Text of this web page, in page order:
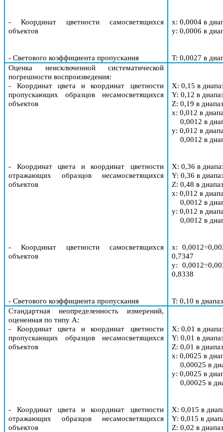
- Координат цветности самосветящихся
объектов
- Светового коэффициента пропускания
x: 0,0004 в
y: 0,0006 в
T: 0,0027 в
Оценка неисключенной систематической
погрешности воспроизведения:
- Координат цвета и координат цветности
пропускающих образцов несамосветящихся
объектов
- Координат цвета и координат цветности
отражающих образцов несамосветящихся
объектов
- Координат цветности самосветящихся
объектов
- Светового коэффициента пропускания
X: 0,15 в
Y: 0,12 в
Z: 0,19 в
x: 0,012 в
0,0012 в
y: 0,012 в
0,0012 в
X: 0,36 в
Y: 0,36 в
Z: 0,48 в
x: 0,012 в
0,0012 в
y: 0,012 в
0,0012 в
x:
0,7347
y:
0,8338
T: 0,10 в
Стандартная неопределенность измерений,
оцененная по типу А:
- Координат цвета и координат цветности
пропускающих образцов несамосветящихся
объектов
- Координат цвета и координат цветности
отражающих образцов несамосветящихся
объектов
X: 0,01 в
Y: 0,01 в
Z: 0,01 в
x: 0,0025 в
0,00025 в
y: 0,0025 в
0,00025 в
X: 0,015 в
Y: 0,015 в
Z: 0,02 в